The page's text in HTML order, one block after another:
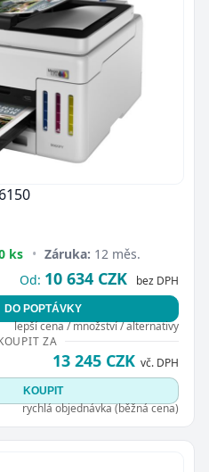
ks • Záruka: 12 měs.
Od: 10 634 CZK bez DPH
DO POPTÁVKY
lepší cena / množství / alternativy
ZA
13 245 CZK vč. DPH
KOUPIT
rychlá objednávka (běžná cena)